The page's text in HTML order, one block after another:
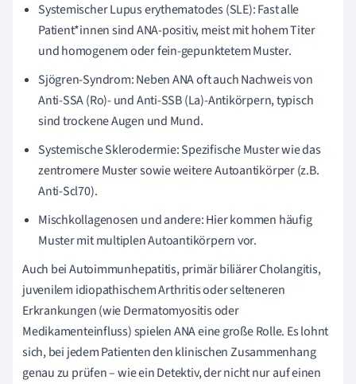
Systemischer Lupus erythematodes (SLE): Fast alle
Patient*innen sind ANA-positiv, meist mit hohem Titer
und homogenem oder fein-gepunktetem Muster.
Sjögren-Syndrom: Neben ANA oft auch Nachweis von
Anti-SSA (Ro)- und Anti-SSB (La)-Antikörpern, typisch
sind trockene Augen und Mund.
Systemische Sklerodermie: Spezifische Muster wie das
zentromere Muster sowie weitere Autoantikörper (z.B.
Anti-Scl70).
Mischkollagenosen und andere: Hier kommen häufig
Muster mit multiplen Autoantikörpern vor.
Auch bei Autoimmunhepatitis, primär biliärer Cholangitis,
juvenilem idiopathischem Arthritis oder selteneren
Erkrankungen (wie Dermatomyositis oder
Medikamenteinfluss) spielen ANA eine große Rolle. Es lohnt
sich, bei jedem Patienten den klinischen Zusammenhang
genau zu prüfen – wie ein Detektiv, der nicht nur auf einen